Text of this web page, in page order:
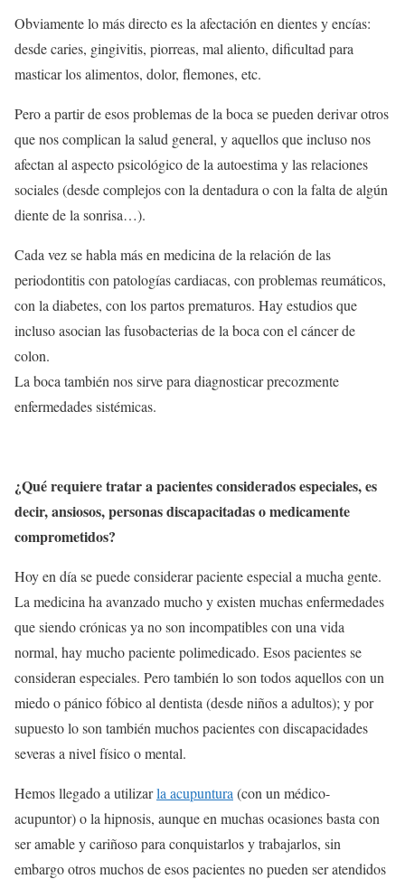
Obviamente lo más directo es la afectación en dientes y encías:
desde caries, gingivitis, piorreas, mal aliento, dificultad para
masticar los alimentos, dolor, flemones, etc.
Pero a partir de esos problemas de la boca se pueden derivar otros
que nos complican la salud general, y aquellos que incluso nos
afectan al aspecto psicológico de la autoestima y las relaciones
sociales (desde complejos con la dentadura o con la falta de algún
diente de la sonrisa…).
Cada vez se habla más en medicina de la relación de las
periodontitis con patologías cardiacas, con problemas reumáticos,
con la diabetes, con los partos prematuros. Hay estudios que
incluso asocian las fusobacterias de la boca con el cáncer de
colon.
La boca también nos sirve para diagnosticar precozmente
enfermedades sistémicas.
¿Qué requiere tratar a pacientes considerados especiales, es
decir, ansiosos, personas discapacitadas o medicamente
comprometidos?
Hoy en día se puede considerar paciente especial a mucha gente.
La medicina ha avanzado mucho y existen muchas enfermedades
que siendo crónicas ya no son incompatibles con una vida
normal, hay mucho paciente polimedicado. Esos pacientes se
consideran especiales. Pero también lo son todos aquellos con un
miedo o pánico fóbico al dentista (desde niños a adultos); y por
supuesto lo son también muchos pacientes con discapacidades
severas a nivel físico o mental.
Hemos llegado a utilizarla acupuntura (con un médico-
acupuntor) o la hipnosis, aunque en muchas ocasiones basta con
ser amable y cariñoso para conquistarlos y trabajarlos, sin
embargo otros muchos de esos pacientes no pueden ser atendidos